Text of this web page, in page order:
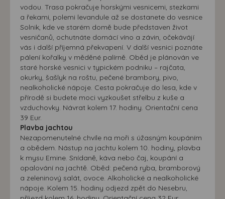
vodou. Trasa pokračuje horskými vesnicemi, stezkami
a řekami, polemi levandule až se dostanete do vesnice
Solnik, kde ve starém domě bude představen život
vesničanů, ochutnáte domácí víno a závin, očekávájí
vás i další příjemná překvapení. V další vesnici poznáte
pálení kořalky v měděné palírně. Oběd je plánován ve
staré horské vesnici v typickém podniku – rajčata,
okurky, šašlyk na roštu, pečené brambory, pivo,
nealkoholické nápoje. Cesta pokračuje do lesa, kde v
přírodě si budete moci vyzkoušet střelbu z kuše a
vzduchovky. Návrat kolem 17. hodiny. Orientační cena
39 Eur.
Plavba jachtou
Nezapomenutelné chvíle na moři s úžasným koupáním
a obědem. Nástup na jachtu kolem 10. hodiny, plavba
k mysu Emine. Snídaně, káva nebo čaj, koupání a
opalování na jachtě. Oběd: pečená ryba, bramborový
a zeleninový salát, ovoce. Alkoholické a nealkoholické
nápoje. Kolem 15. hodiny odjezd zpět do Nesebru,